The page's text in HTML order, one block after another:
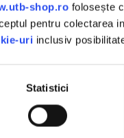
shop.ro folosește
pentru colectarea
uri inclusiv
Statistici
COLET
produsele
înainte de a